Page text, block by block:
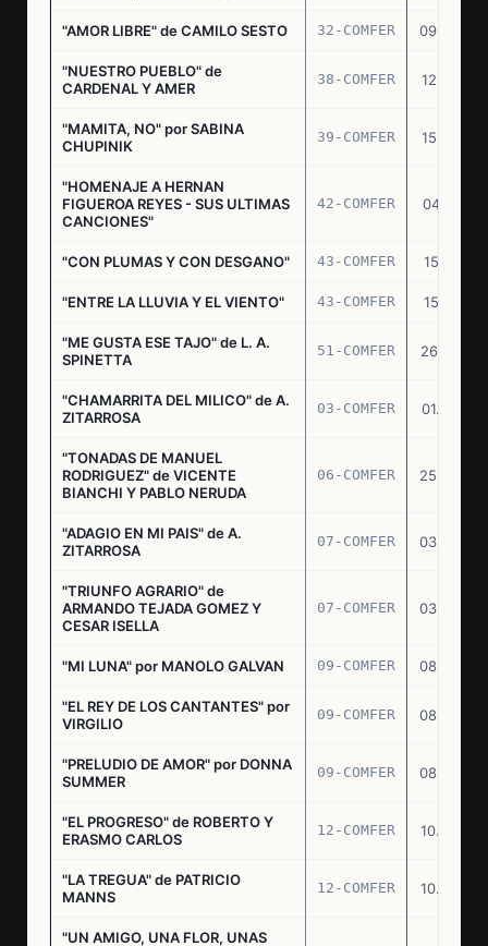
"AMOR LIBRE" de CAMILO SESTO 32-COMFER 09.09.76
"NUESTRO PUEBLO" de
CARDENAL Y AMER
38-COMFER 12.10.76
"MAMITA, NO" por SABINA
CHUPINIK
39-COMFER 15.10.76
"HOMENAJE A HERNAN
FIGUEROA REYES - SUS ULTIMAS
CANCIONES"
42-COMFER 04.11.76
"CON PLUMAS Y CON DESGANO" 43-COMFER 15.11.76
"ENTRE LA LLUVIA Y EL VIENTO" 43-COMFER 15.11.76
"ME GUSTA ESE TAJO" de L. A.
SPINETTA
51-COMFER 26.12.76
"CHAMARRITA DEL MILICO" de A.
ZITARROSA
03-COMFER 01.02.77
"TONADAS DE MANUEL
RODRIGUEZ" de VICENTE
BIANCHI Y PABLO NERUDA
06-COMFER 25.02.77
"ADAGIO EN MI PAIS" de A.
ZITARROSA
07-COMFER 03.03.77
"TRIUNFO AGRARIO" de
ARMANDO TEJADA GOMEZ Y
CESAR ISELLA
07-COMFER 03.03.77
"MI LUNA" por MANOLO GALVAN 09-COMFER 08.03.77
"EL REY DE LOS CANTANTES" por
VIRGILIO
09-COMFER 08.03.77
"PRELUDIO DE AMOR" por DONNA
SUMMER
09-COMFER 08.03.77
"EL PROGRESO" de ROBERTO Y
ERASMO CARLOS
12-COMFER 10.03.77
"LA TREGUA" de PATRICIO
MANNS
12-COMFER 10.03.77
"UN AMIGO, UNA FLOR, UNAS